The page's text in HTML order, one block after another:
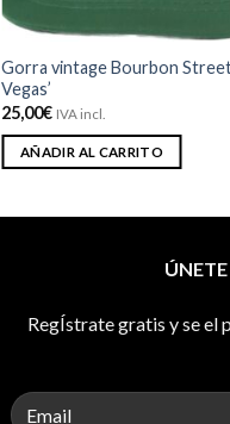
Gorra vintage Bourbon Street
Vegas’
25,00€ IVA incl.
AÑADIR AL CARRITO
RegÍstrate gratis y se el